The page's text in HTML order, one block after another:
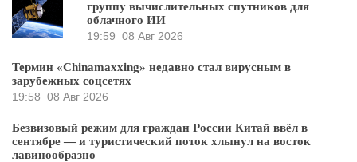
группу вычислительных спутников для
облачного ИИ
19:59 08 Авг 2026
Термин «Chinamaxxing» недавно стал вирусным в
зарубежных соцсетях
19:58 08 Авг 2026
Безвизовый режим для граждан России Китай ввёл в
сентябре — и туристический поток хлынул на восток
лавинообразно